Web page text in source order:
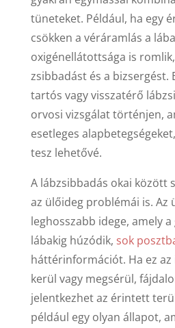
tüneteket. Például, ha egy
csökken a véráramlás a
oxigénellátottsága is
zsibbadást és a bizsergést.
tartós vagy visszatérő
orvosi vizsgálat történjen,
esetleges
tesz lehetővé.
A lábzsibbadás okai között
az ülőideg problémái is. Az
leghosszabb idege, amely
lábakig húzódik, sok
háttérinformációt. Ha ez az
kerül vagy megsérül,
jelentkezhet az érintett
például egy olyan állapot,